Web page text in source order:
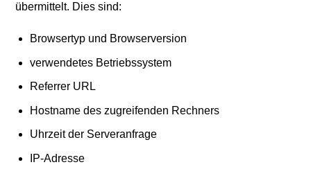
übermittelt. Dies sind:
Browsertyp und Browserversion
verwendetes Betriebssystem
Referrer URL
Hostname des zugreifenden Rechners
Uhrzeit der Serveranfrage
IP-Adresse